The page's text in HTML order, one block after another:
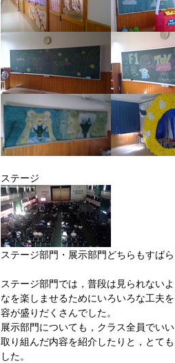
ステージ
ステージ部門・展示部門どちらもすば
ステージ部門では，普段は見られない
なを楽しませるためにいろいろな工夫
容が盛りだくさんでした。
展示部門についても，クラス全員でい
取り組んだ内容を紹介したりと，とて
した。